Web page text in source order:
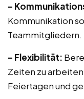
–
Kommunikation
Teammitgliedern.
– Flexibilität:
Zeiten zu
Feiertagen und